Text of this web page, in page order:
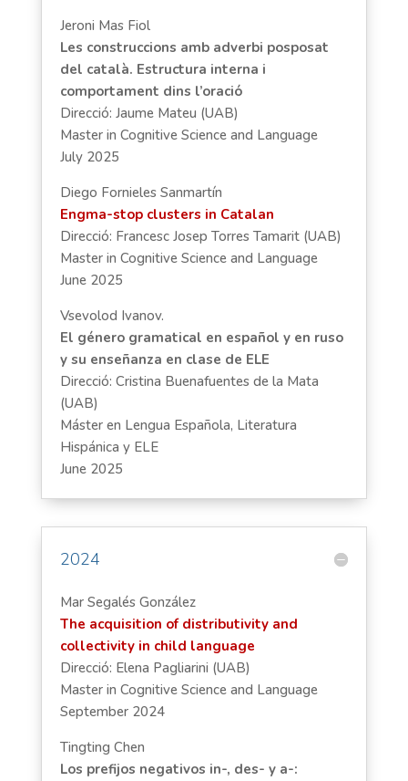
Jeroni Mas Fiol
Les construccions amb adverbi posposat
del català. Estructura interna i
comportament dins l’oració
Direcció: Jaume Mateu (UAB)
Master in Cognitive Science and Language
July 2025
Diego Fornieles Sanmartín
Engma-stop clusters in Catalan
Direcció: Francesc Josep Torres Tamarit (UAB)
Master in Cognitive Science and Language
June 2025
Vsevolod Ivanov.
El género gramatical en español y en ruso
y su enseñanza en clase de ELE
Direcció: Cristina Buenafuentes de la Mata
(UAB)
Máster en Lengua Española, Literatura
Hispánica y ELE
June 2025
2024
Mar Segalés González
The acquisition of distributivity and
collectivity in child language
Direcció: Elena Pagliarini (UAB)
Master in Cognitive Science and Language
September 2024
Tingting Chen
Los prefijos negativos in-, des- y a-: